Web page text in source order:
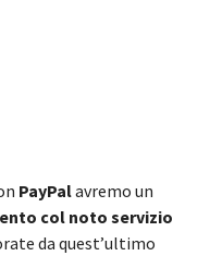
PayPalavremo un
col noto servizio
da quest’ultimo